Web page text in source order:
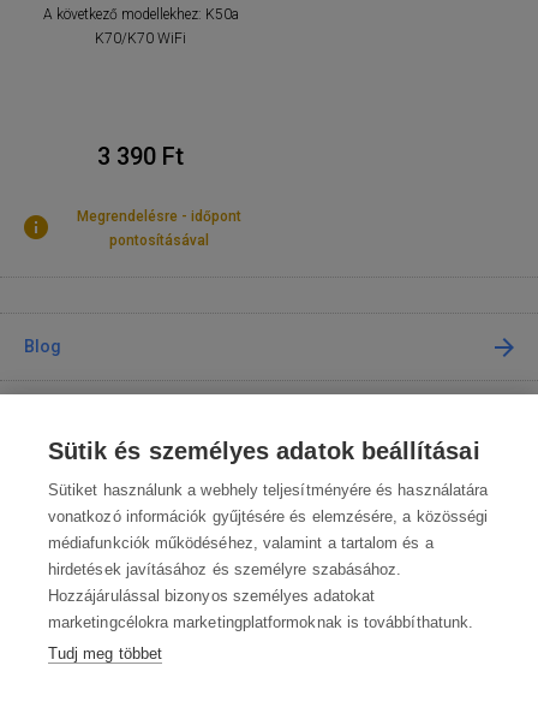
A következő modellekhez: K50a
K70/K70 WiFi
3 390 Ft
Megrendelésre - időpont
pontosításával
Blog
A vásárlásról
Kapcsolat
Lépjen kapcsolatba velünk
Sütik és személyes adatok beállításai
Sütiket használunk a webhely teljesítményére és használatára
vonatkozó információk gyűjtésére és elemzésére, a közösségi
médiafunkciók működéséhez, valamint a tartalom és a
hirdetések javításához és személyre szabásához.
Hozzájárulással bizonyos személyes adatokat
marketingcélokra marketingplatformoknak is továbbíthatunk.
Tudj meg többet